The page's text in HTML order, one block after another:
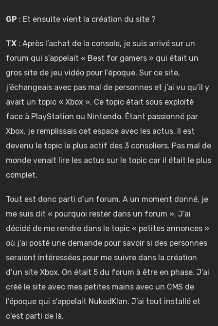
GP : Et ensuite vient la création du site ?
TX : Après l’achat de la console, je suis arrivé sur un
forum qui s’appelait « Best for gamers » qui était un
gros site de jeu vidéo pour l’époque. Sur ce site,
j’échangeais avec pas mal de personnes et j’ai vu qu’il y
avait un topic « Xbox ». Ce topic était sous exploité
face à PlayStation ou Nintendo. Étant passionné par
Xbox, je remplissais cet espace avec les actus. Il est
devenu le topic le plus actif des 3 consoliers. Pas mal de
monde venait lire les actus sur le topic car il était le plus
complet.
Tout est donc parti d’un forum. A un moment donné, je
me suis dit « pourquoi rester dans un forum ». J’ai
décidé de me rendre dans le topic « petites annonces »
où j’ai posté une demande pour savoir si des personnes
seraient intéressées pour me suivre dans la création
d’un site Xbox. On était 5 du forum à être en phase. J’ai
créé le site avec mes petites mains avec un CMS de
l’époque qui s’appelait NukedKlan. J’ai tout installé et
c’est parti de là.